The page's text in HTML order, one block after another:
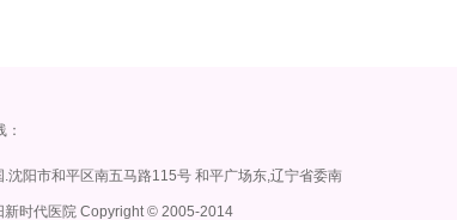
.沈阳市和平区南五马路115号 和平广场东,辽宁省委南
新时代医院 Copyright© 2005-2014